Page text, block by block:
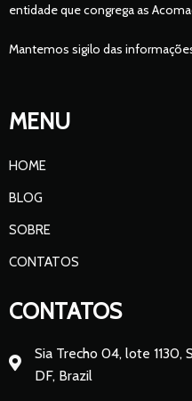
entidade que congrega as
Mantemos sigilo das
MENU
HOME
BLOG
SOBRE
CONTATOS
CONTATOS
Sia Trecho 04, lote 1130,
DF, Brazil